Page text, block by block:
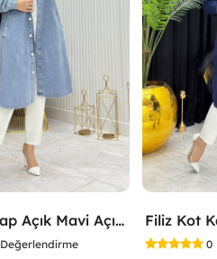
Filiz Kot Kap Açık Mavi Açık Mavi
Değerlendirme 0